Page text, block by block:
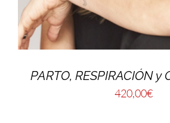
PARTO, RESPIRACIÓN y
420,00€